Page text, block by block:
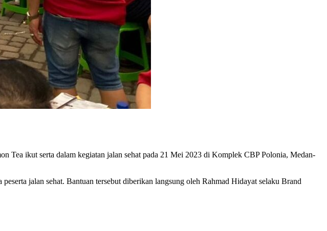
Tea ikut serta dalam kegiatan jalan sehat pada 21 Mei 2023 di Komplek CBP Polonia, Medan-
jalan sehat. Bantuan tersebut diberikan langsung oleh Rahmad Hidayat selaku Brand